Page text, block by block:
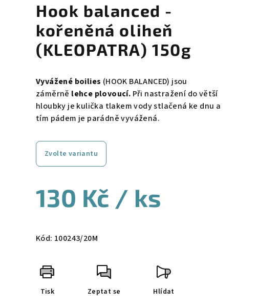
Hook balanced -
kořeněná oliheň
(KLEOPATRA) 150g
Vyvážené boilies (HOOK BALANCED) jsou
záměrně lehce plovoucí. Při nastražení do větší
hloubky je kulička tlakem vody stlačená ke dnu a
tím pádem je parádně vyvážená.
Zvolte variantu
130 Kč / ks
cena:
Kód: 100243/20M
Tisk Zeptat se Hlídat